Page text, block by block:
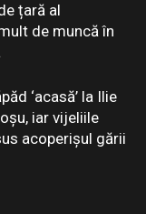
țară al
de muncă în
‘acasă’ la Ilie
iar vijeliile
acoperișul gării